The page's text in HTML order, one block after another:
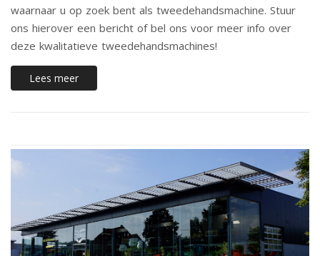
waarnaar u op zoek bent als tweedehandsmachine. Stuur
ons hierover een bericht of bel ons voor meer info over
deze kwalitatieve tweedehandsmachines!
Lees meer